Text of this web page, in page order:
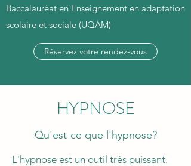
Baccalauréat en Enseignement en adaptation
scolaire et sociale (UQÀM)
Réservez votre rendez-vous
HYPNOSE
Qu'est-ce que l'hypnose?
L'hypnose est un outil très puissant.